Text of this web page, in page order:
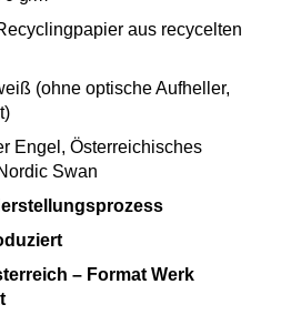
aus recycelten
(ohne optische Aufheller,
Engel, Österreichisches
Swan
– Format Werk